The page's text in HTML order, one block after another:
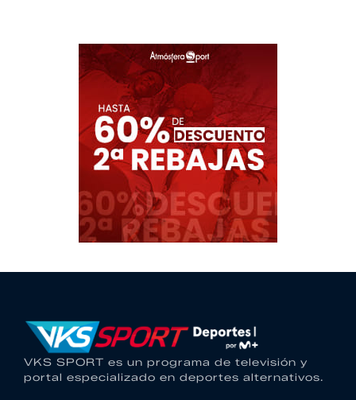
VKS SPORT es un programa de televisión y
portal especializado en deportes alternativos.